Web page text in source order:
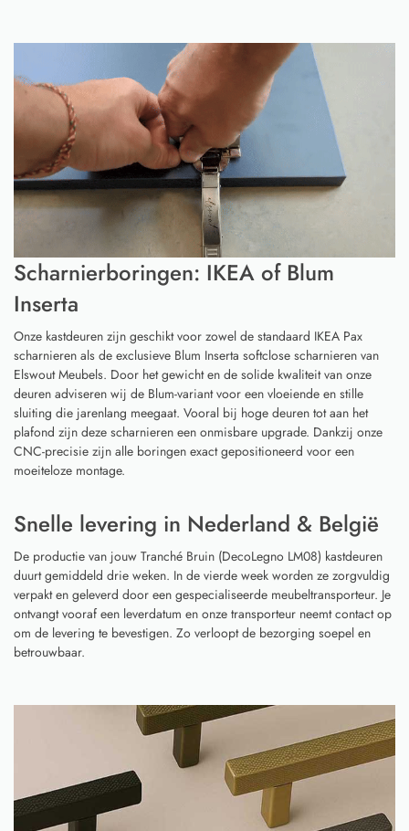
Scharnierboringen: IKEA of Blum
Inserta
Onze kastdeuren zijn geschikt voor zowel de standaard IKEA Pax
scharnieren als de exclusieve Blum Inserta softclose scharnieren van
Elswout Meubels. Door het gewicht en de solide kwaliteit van onze
deuren adviseren wij de Blum-variant voor een vloeiende en stille
sluiting die jarenlang meegaat. Vooral bij hoge deuren tot aan het
plafond zijn deze scharnieren een onmisbare upgrade. Dankzij onze
CNC-precisie zijn alle boringen exact gepositioneerd voor een
moeiteloze montage.
Snelle levering in Nederland & België
De productie van jouw Tranché Bruin (DecoLegno LM08) kastdeuren
duurt gemiddeld drie weken. In de vierde week worden ze zorgvuldig
verpakt en geleverd door een gespecialiseerde meubeltransporteur. Je
ontvangt vooraf een leverdatum en onze transporteur neemt contact op
om de levering te bevestigen. Zo verloopt de bezorging soepel en
betrouwbaar.